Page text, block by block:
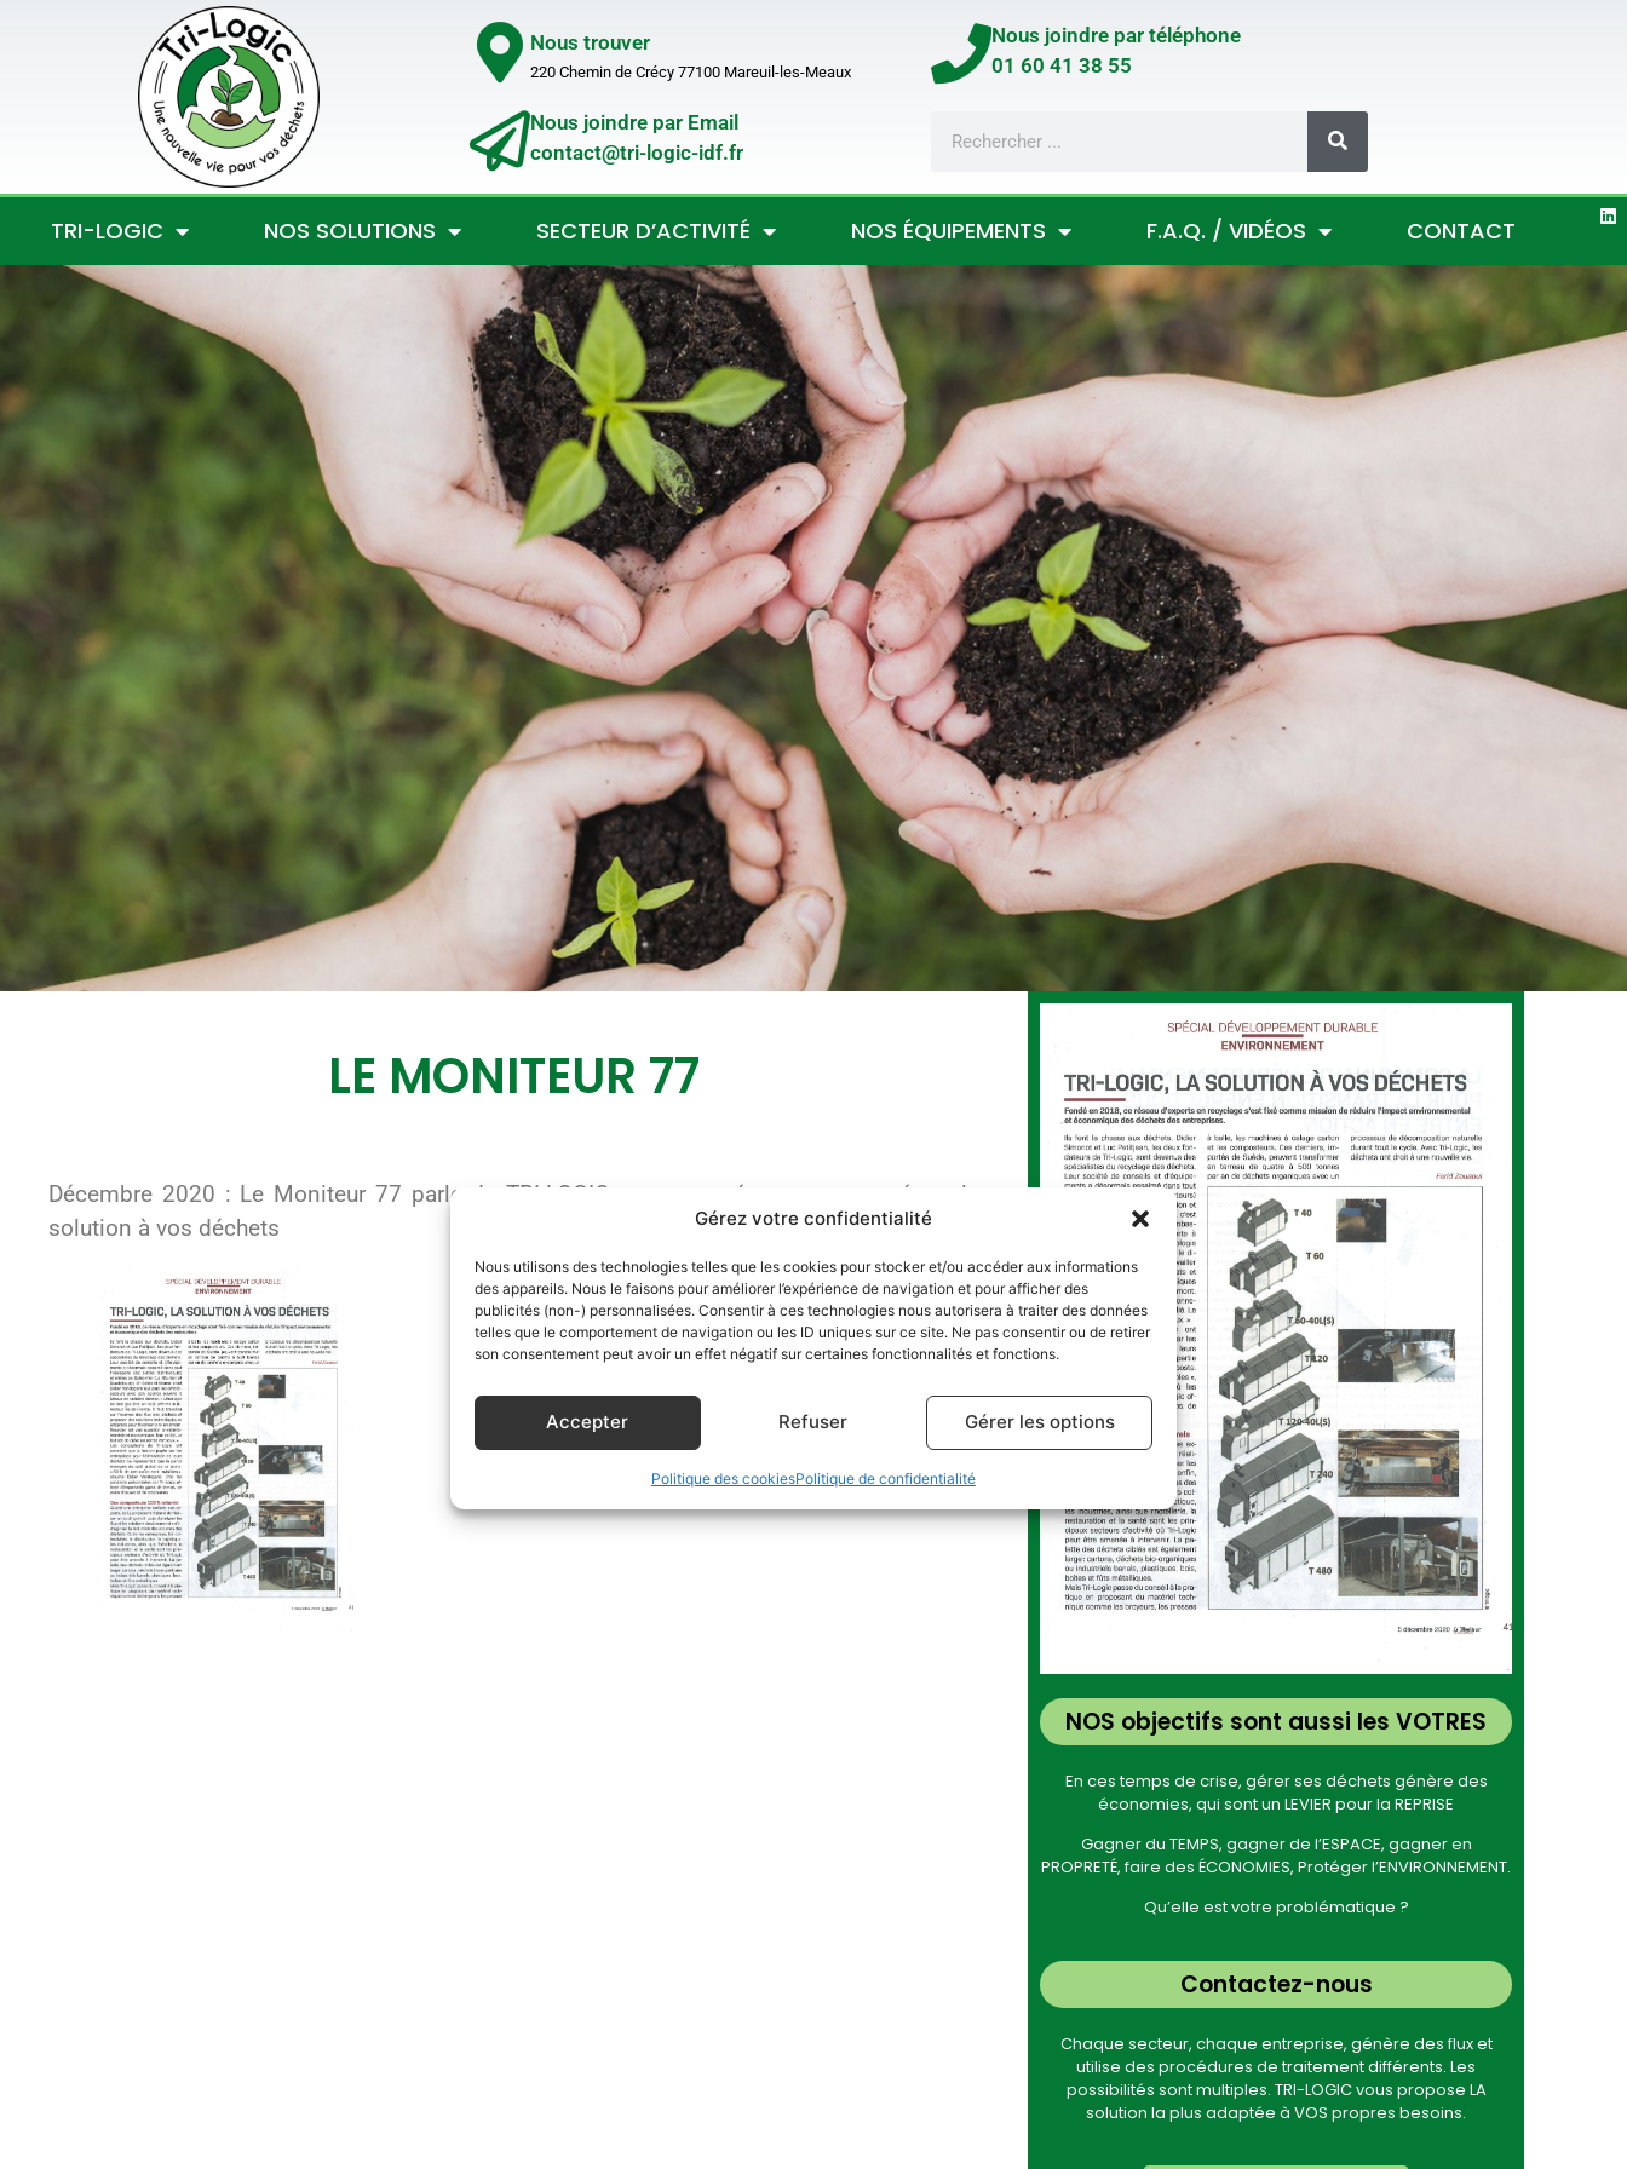
Gérez votre confidentialité
Nous utilisons des technologies telles que les cookies pour stocker et/ou accéder aux informations
des appareils. Nous le faisons pour améliorer l’expérience de navigation et pour afficher des
publicités (non-) personnalisées. Consentir à ces technologies nous autorisera à traiter des données
telles que le comportement de navigation ou les ID uniques sur ce site. Ne pas consentir ou de retirer
son consentement peut avoir un effet négatif sur certaines fonctionnalités et fonctions.
Accepter Refuser Gérer les options
Politique des cookiesPolitique de confidentialité
Nous trouver
220 Chemin de Crécy 77100 Mareuil-les-Meaux
Nous joindre par Email
contact@tri-logic-idf.fr
Nous joindre par téléphone
01 60 41 38 55
TRI-LOGIC NOS SOLUTIONS SECTEUR D’ACTIVITÉ NOS ÉQUIPEMENTS F.A.Q. / VIDÉOS CONTACT
TRI-LOGIC -
Actualités
Conseil et Équipement pour la
gestion des Déchets en
entreprise, en amont des filières de
recyclage
LE MONITEUR 77
Décembre 2020 : Le Moniteur 77 parle de TRI-LOGIC, et nous présente comme étant la
solution à vos déchets
NOS objectifs sont aussi les VOTRES
En ces temps de crise, gérer ses déchets génère des
économies, qui sont un LEVIER pour la REPRISE
Gagner du TEMPS, gagner de l’ESPACE, gagner en
PROPRETÉ, faire des ÉCONOMIES, Protéger l’ENVIRONNEMENT.
Qu’elle est votre problématique ?
Contactez-nous
Chaque secteur, chaque entreprise, génère des flux et
utilise des procédures de traitement différents. Les
possibilités sont multiples. TRI-LOGIC vous propose LA
solution la plus adaptée à VOS propres besoins.